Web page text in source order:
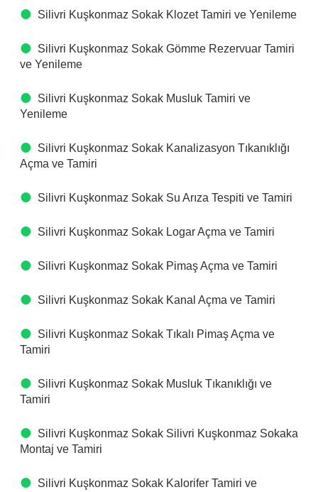
Silivri Kuşkonmaz Sokak Klozet Tamiri ve Yenileme
Silivri Kuşkonmaz Sokak Gömme Rezervuar Tamiri
ve Yenileme
Silivri Kuşkonmaz Sokak Musluk Tamiri ve
Yenileme
Silivri Kuşkonmaz Sokak Kanalizasyon Tıkanıklığı
Açma ve Tamiri
Silivri Kuşkonmaz Sokak Su Arıza Tespiti ve Tamiri
Silivri Kuşkonmaz Sokak Logar Açma ve Tamiri
Silivri Kuşkonmaz Sokak Pimaş Açma ve Tamiri
Silivri Kuşkonmaz Sokak Kanal Açma ve Tamiri
Silivri Kuşkonmaz Sokak Tıkalı Pimaş Açma ve
Tamiri
Silivri Kuşkonmaz Sokak Musluk Tıkanıklığı ve
Tamiri
Silivri Kuşkonmaz Sokak Silivri Kuşkonmaz Sokaka
Montaj ve Tamiri
Silivri Kuşkonmaz Sokak Kalorifer Tamiri ve